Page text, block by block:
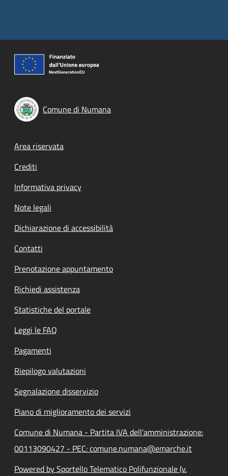
Comune di Numana
Footer menu
Area riservata
Crediti
Informativa privacy
Note legali
Dichiarazione di accessibilità
Contatti
Prenotazione appuntamento
Richiedi assistenza
Statistiche del portale
Leggi le FAQ
Pagamenti
Riepilogo valutazioni
Segnalazione disservizio
Piano di miglioramento dei servizi
Comune di Numana - Partita IVA dell'amministrazione:
00113090427 - PEC: comune.numana@emarche.it
Powered by Sportello Telematico Polifunzionale (v.